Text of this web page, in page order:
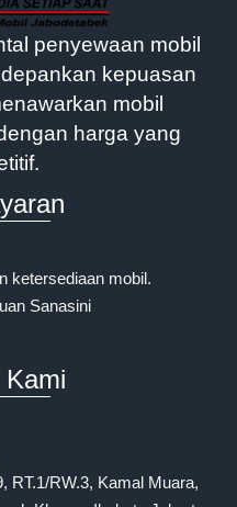
penyewaan mobil
kepuasan
mobil
harga yang
ketersediaan mobil.
Sanasini
Kami
RT.1/RW.3, Kamal Muara,